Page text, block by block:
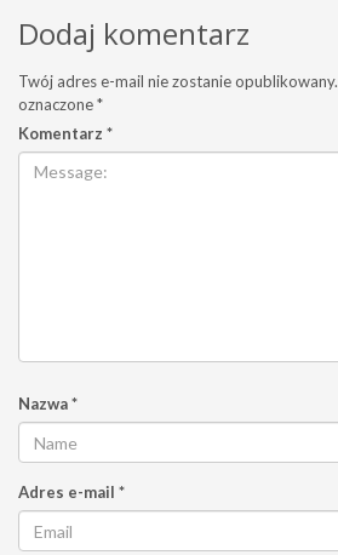
Dodaj komentarz
Twój adres e-mail nie zostanie opublikowany.
oznaczone*
Komentarz *
Nazwa*
Adres e-mail *